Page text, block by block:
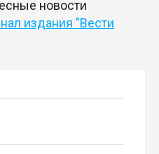
новости
издания "Вести